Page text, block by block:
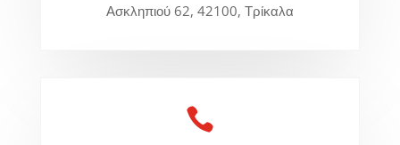
Ασκληπιού 62, 42100, Τρίκαλα
